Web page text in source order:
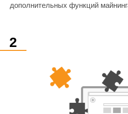
дополнительных функций